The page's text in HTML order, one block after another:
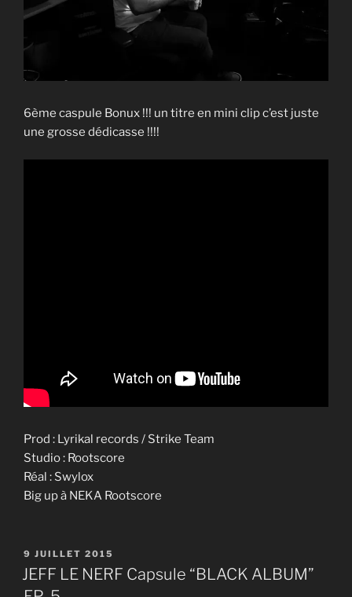
6ème caspule Bonux !!! un titre en mini clip c’est juste
une grosse dédicasse !!!!
Prod : Lyrikal records / Strike Team
Studio : Rootscore
Réal : Swylox
Big up à NEKA Rootscore
PUBLIÉ
LE
9 JUILLET 2015
JEFF LE NERF Capsule “BLACK ALBUM”